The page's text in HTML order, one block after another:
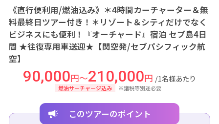
《直行便利用/燃油込み》＊4時間カーチャーター＆無
料最終日ツアー付き！＊リゾート＆シティだけでなく
ビジネスにも便利！『オーチャード』宿泊 セブ島4日
間 ★往復専用車送迎★【関空発/セブパシフィック航
空】
90,000円～210,000円 /1名様あたり
燃油サーチャージ込み ※諸税等別途必要
このツアーのポイント